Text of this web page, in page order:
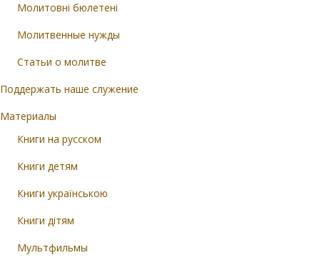
Молитовні бюлетені
Молитвенные нужды
Статьи о молитве
Поддержать наше служение
Материалы
Книги на русском
Книги детям
Книги українською
Книги дітям
Мультфильмы